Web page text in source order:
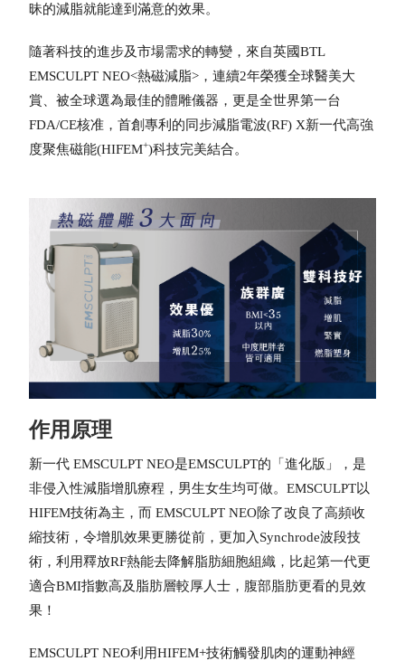
昧的減脂就能達到滿意的效果。
隨著科技的進步及市場需求的轉變，來自英國BTL
EMSCULPT NEO<熱磁減脂>，連續2年榮獲全球醫美大
賞、被全球選為最佳的體雕儀器，更是全世界第一台
FDA/CE核准，首創專利的同步減脂電波(RF) X新一代高強
度聚焦磁能(HIFEM+)科技完美結合。
作用原理
新一代 EMSCULPT NEO是EMSCULPT的「進化版」，是
非侵入性減脂增肌療程，男生女生均可做。EMSCULPT以
HIFEM技術為主，而 EMSCULPT NEO除了改良了高頻收
縮技術，令增肌效果更勝從前，更加入Synchrode波段技
術，利用釋放RF熱能去降解脂肪細胞組織，比起第一代更
適合BMI指數高及脂肪層較厚人士，腹部脂肪更看的見效
果！
EMSCULPT NEO利用HIFEM+技術觸發肌肉的運動神經